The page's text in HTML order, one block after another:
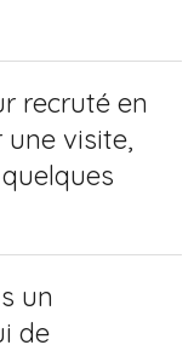
recruté en
une visite,
un
de